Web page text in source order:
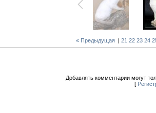
« Предыдущая | 21 22 23 24
Добавлять комментарии могут
[